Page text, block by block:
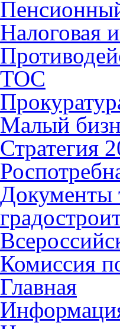
Налоговая
ТОС
Малый
Стратегия
Документы
Комиссия
Главная